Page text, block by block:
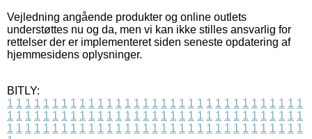
Vejledning angående produkter og online outlets
understøttes nu og da, men vi kan ikke stilles ansvarlig for
rettelser der er implementeret siden seneste opdatering af
hjemmesidens oplysninger.
BITLY:
1 1 1 1 1 1 1 1 1 1 1 1 1 1 1 1 1 1 1 1 1 1 1 1 1 1 1 1 1 1 1 1 1
1 1 1 1 1 1 1 1 1 1 1 1 1 1 1 1 1 1 1 1 1 1 1 1 1 1 1 1 1 1 1 1 1
1 1 1 1 1 1 1 1 1 1 1 1 1 1 1 1 1 1 1 1 1 1 1 1 1 1 1 1 1 1 1 1 1